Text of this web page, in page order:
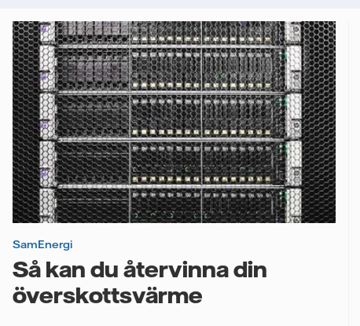
SamEnergi
Så kan du återvinna din
överskottsvärme